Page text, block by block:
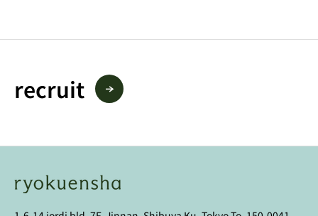
recruit